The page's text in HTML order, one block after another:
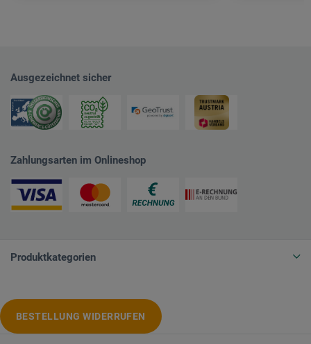
Ausgezeichnet sicher
Zahlungsarten im Onlineshop
Produktkategorien
BESTELLUNG WIDERRUFEN